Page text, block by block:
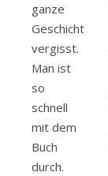
ganze
Geschichte,
vergisst.
Man ist
so
schnell
mit dem
Buch
durch.